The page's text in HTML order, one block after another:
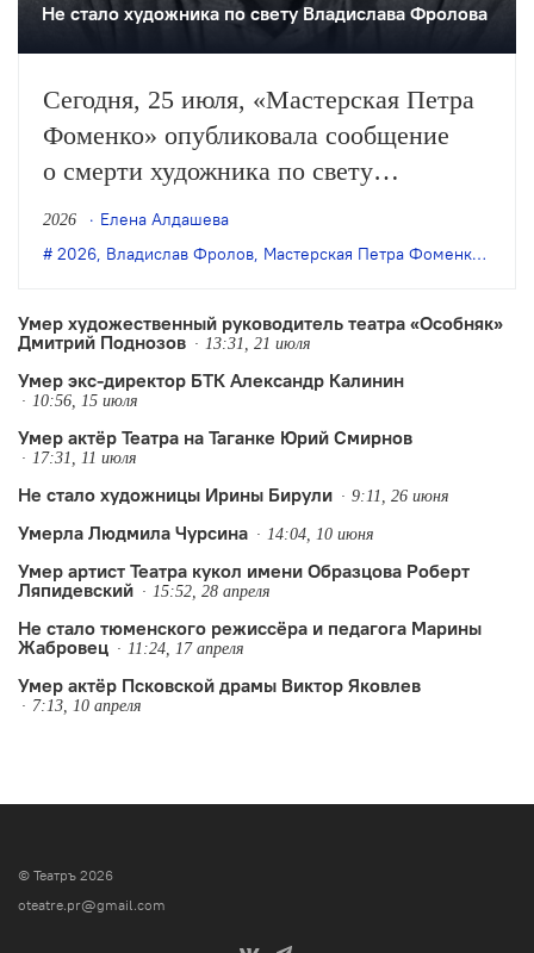
Не стало художника по свету Владислава Фролова
Сегодня, 25 июля, «Мастерская Петра
Фоменко» опубликовала сообщение
о смерти художника по свету
Владислава Фролова. С этим театром
Фролов сотрудничал более четверти
2026
Елена Алдашева
2026, Владислав Фролов, Мастерская Петра Фоменко ,
Умер художественный руководитель театра «Особняк»
Дмитрий Поднозов
13:31, 21 июля
Умер экс-директор БТК Александр Калинин
10:56, 15 июля
Умер актёр Театра на Таганке Юрий Смирнов
17:31, 11 июля
Не стало художницы Ирины Бирули 9:11, 26 июня
Умерла Людмила Чурсина 14:04, 10 июня
Умер артист Театра кукол имени Образцова Роберт
Ляпидевский
15:52, 28 апреля
Не стало тюменского режиссёра и педагога Марины
Жабровец
11:24, 17 апреля
Умер актёр Псковской драмы Виктор Яковлев
7:13, 10 апреля
© Театръ 2026
oteatre.pr@gmail.com